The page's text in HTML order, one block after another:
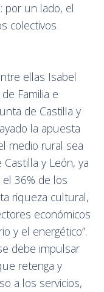
por un lado, el
colectivos
ellas Isabel
Familia e
de Castilla y
la apuesta
medio rural sea
y León, ya
36% de los
riqueza cultural,
económicos
y el energético”.
debe impulsar
retenga y
a los servicios,